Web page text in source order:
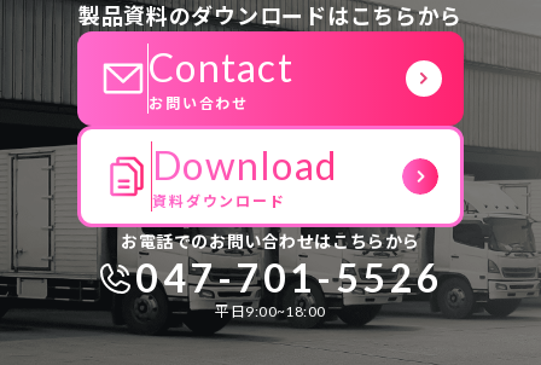
製品資料のダウンロードはこちらから
Contact
お問い合わせ
Download
資料ダウンロード
お電話でのお問い合わせはこちらから
047-701-5526
平日9:00~18:00